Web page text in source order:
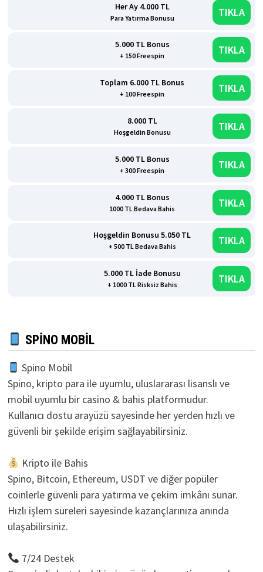
Her Ay 4.000 TL
Para Yatırma Bonusu TIKLA
5.000 TL Bonus
+ 150 Freespin TIKLA
Toplam 6.000 TL Bonus
+ 100 Freespin TIKLA
8.000 TL
Hoşgeldin Bonusu TIKLA
5.000 TL Bonus
+ 300 Freespin TIKLA
4.000 TL Bonus
1000 TL Bedava Bahis TIKLA
Hoşgeldin Bonusu 5.050 TL
+ 500 TL Bedava Bahis TIKLA
5.000 TL İade Bonusu
+ 1000 TL Risksiz Bahis TIKLA
SPINO MOBIL
Spino Mobil
Spino, kripto para ile uyumlu, uluslararası lisanslı ve
mobil uyumlu bir casino & bahis platformudur.
Kullanıcı dostu arayüzü sayesinde her yerden hızlı ve
güvenli bir şekilde erişim sağlayabilirsiniz.
Kripto ile Bahis
Spino, Bitcoin, Ethereum, USDT ve diğer popüler
coinlerle güvenli para yatırma ve çekim imkânı sunar.
Hızlı işlem süreleri sayesinde kazançlarınıza anında
ulaşabilirsiniz.
7/24 Destek